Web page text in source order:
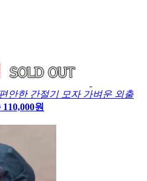
안한 간절기 모자 가벼운 외출
110,000원